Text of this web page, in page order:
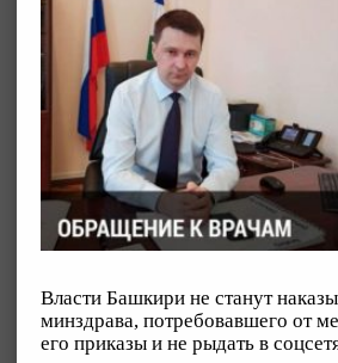
Власти Башкири не станут
минздрава, потребовавшего от
его приказы и не рыдать в